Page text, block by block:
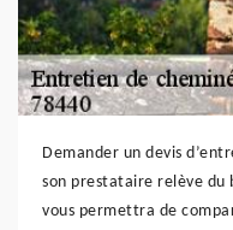
Demander un devis
son prestataire relève du
vous permettra de